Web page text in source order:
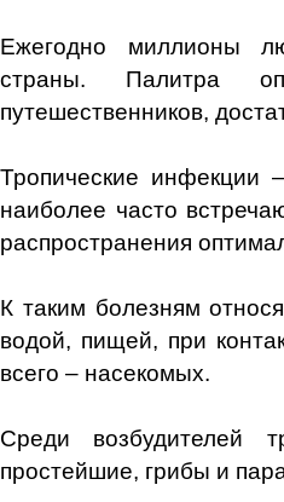
Ежегодно миллионы
страны. Палитра
путешественников,
Тропические инфекции
наиболее часто
распространения
К таким болезням
водой, пищей, при
всего – насекомых.
Среди возбудителей
простейшие, грибы и